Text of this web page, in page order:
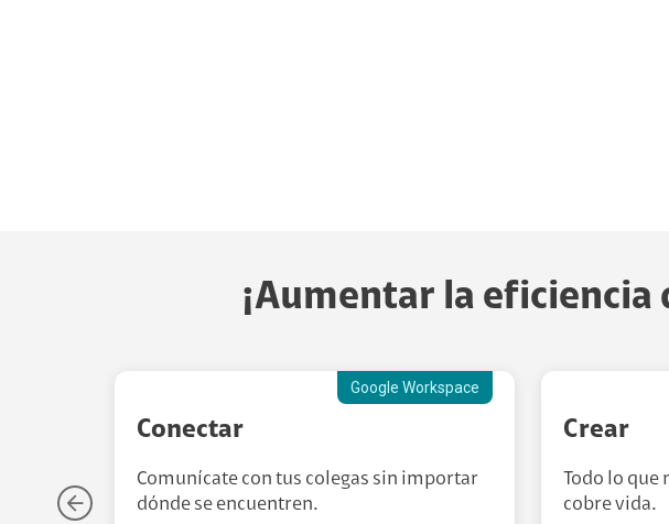
¡Aumentar la eficiencia
Google Workspace
Conectar
Comunícate con tus colegas sin importar
dónde se encuentren.
Crear
Todo lo que
cobre vida.